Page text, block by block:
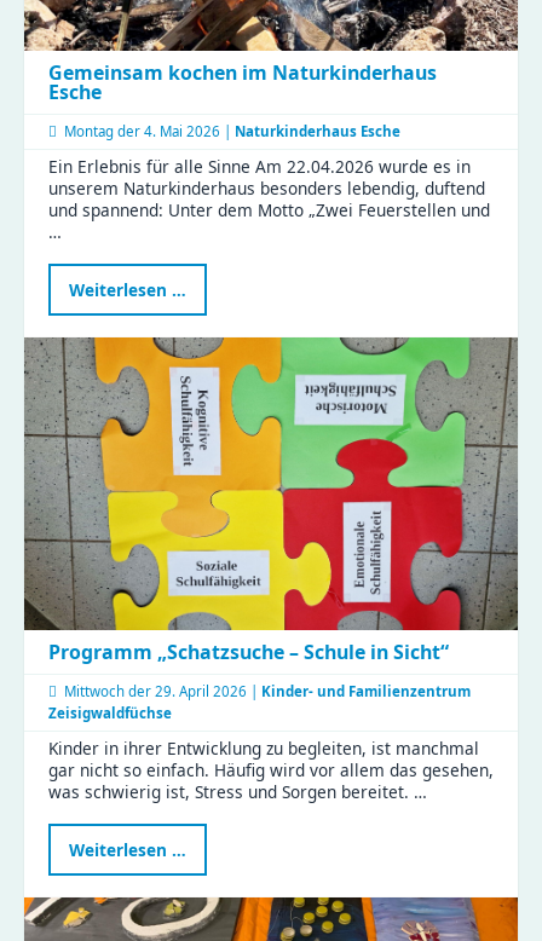
Gemeinsam kochen im Naturkinderhaus
Esche
Montag der 4. Mai 2026 | Naturkinderhaus Esche
Ein Erlebnis für alle Sinne Am 22.04.2026 wurde es in
unserem Naturkinderhaus besonders lebendig, duftend
und spannend: Unter dem Motto „Zwei Feuerstellen und
…
Weiterlesen …
kochen
Naturkinderhaus
Esche
Programm „Schatzsuche – Schule in Sicht“
Mittwoch der 29. April 2026 | Kinder- und Familienzentrum
Zeisigwaldfüchse
Kinder in ihrer Entwicklung zu begleiten, ist manchmal
gar nicht so einfach. Häufig wird vor allem das gesehen,
was schwierig ist, Stress und Sorgen bereitet. …
Weiterlesen …
„Schatzsuche
–
Schule
in